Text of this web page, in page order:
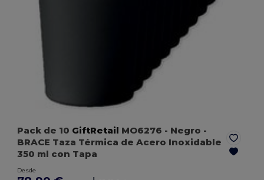
Pack de 10 GiftRetail MO6276 - Negro -
BRACE Taza Térmica de Acero Inoxidable
350 ml con Tapa
Desde